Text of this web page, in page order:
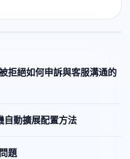
拒絕如何申訴與客服溝通的
動擴展配置方法
題